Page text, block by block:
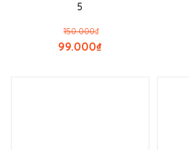
5
₫
150.000
₫
99.000